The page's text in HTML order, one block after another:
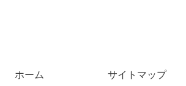
ホーム サイトマップ